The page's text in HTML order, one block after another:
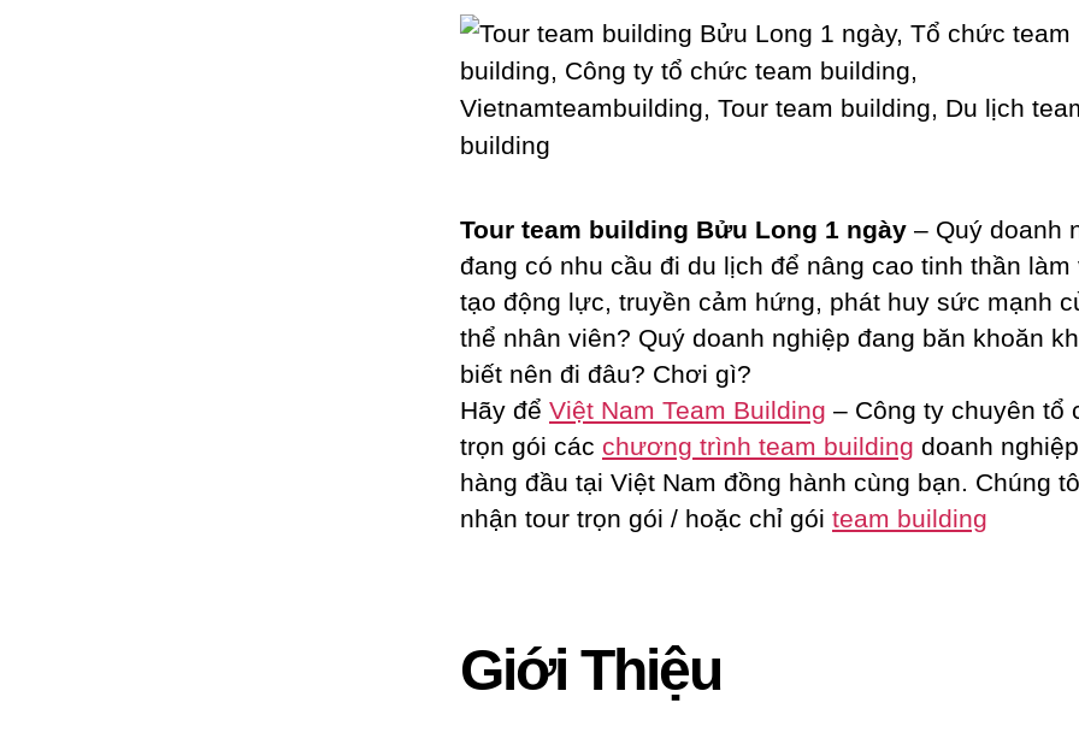
Tour team building Bửu Long 1 ngày – Quý doanh
đang có nhu cầu đi du lịch để nâng cao tinh thần làm
tạo động lực, truyền cảm hứng, phát huy sức mạnh
thể nhân viên? Quý doanh nghiệp đang băn khoăn
biết nên đi đâu? Chơi gì?
Hãy để Việt Nam Team Building – Công ty chuyên tổ
trọn gói các chương trình team building doanh
hàng đầu tại Việt Nam đồng hành cùng bạn. Chúng
nhận tour trọn gói / hoặc chỉ gói team building
Giới Thiệu